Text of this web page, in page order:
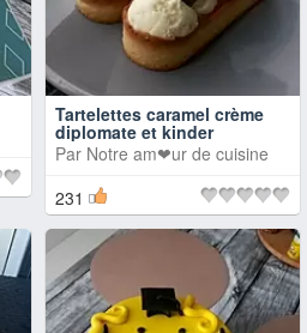
Tartelettes caramel crème
diplomate et kinder
Par Notre am❤ur de cuisine
231